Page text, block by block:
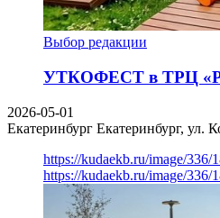
Выбор редакции
УТКОФЕСТ в ТРЦ
2026-05-01
Екатеринбург Екатеринбург, ул.
https://kudaekb.ru/image/336/
https://kudaekb.ru/image/336/